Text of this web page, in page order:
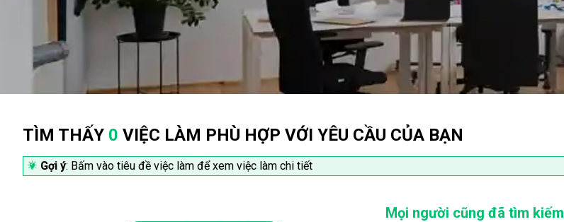
TÌM THẤY 0 VIỆC LÀM PHÙ HỢP VỚI YÊU CẦU CỦA BẠN
Gợi ý: Bấm vào tiêu đề việc làm để xem việc làm chi tiết
Mọi người cũng đã tìm kiếm